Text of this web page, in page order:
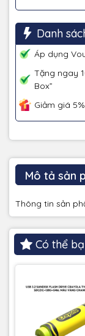
Danh
Áp dụng
Tặng ngay
Box”
Giảm giá
Mô tả sản
Thông tin sản
Có thể